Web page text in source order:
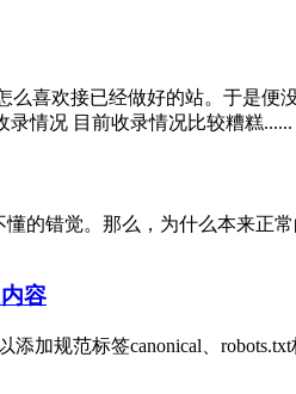
么喜欢接已经做好的站。于是
情况 目前收录情况比较糟糕......
的错觉。那么，为什么本来正
容
添加规范标签canonical、